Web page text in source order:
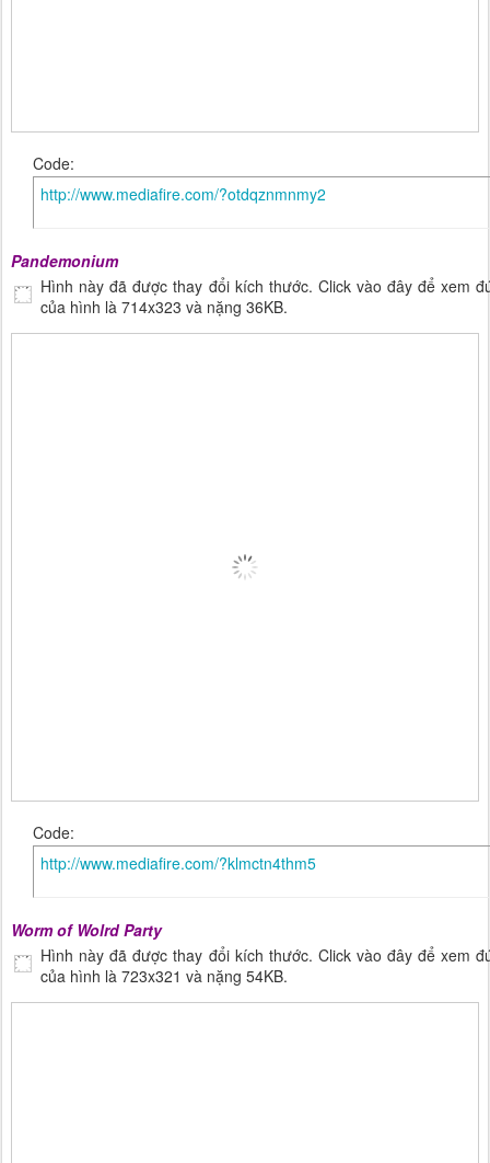
Code:
http://www.mediafire.com/?otdqznmnmy2
Pandemonium
Hình này đã được thay đổi kích thước. Click vào đây để xem
của hình là 714x323 và nặng 36KB.
Code:
http://www.mediafire.com/?klmctn4thm5
Worm of Wolrd Party
Hình này đã được thay đổi kích thước. Click vào đây để xem
của hình là 723x321 và nặng 54KB.